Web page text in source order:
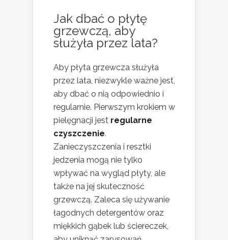
Jak dbać o płytę
grzewczą, aby
służyła przez lata?
Aby płyta grzewcza służyła
przez lata, niezwykle ważne jest,
aby dbać o nią odpowiednio i
regularnie. Pierwszym krokiem w
pielęgnacji jest regularne
czyszczenie.
Zanieczyszczenia i resztki
jedzenia mogą nie tylko
wpływać na wygląd płyty, ale
także na jej skuteczność
grzewczą. Zaleca się używanie
łagodnych detergentów oraz
miękkich gąbek lub ściereczek,